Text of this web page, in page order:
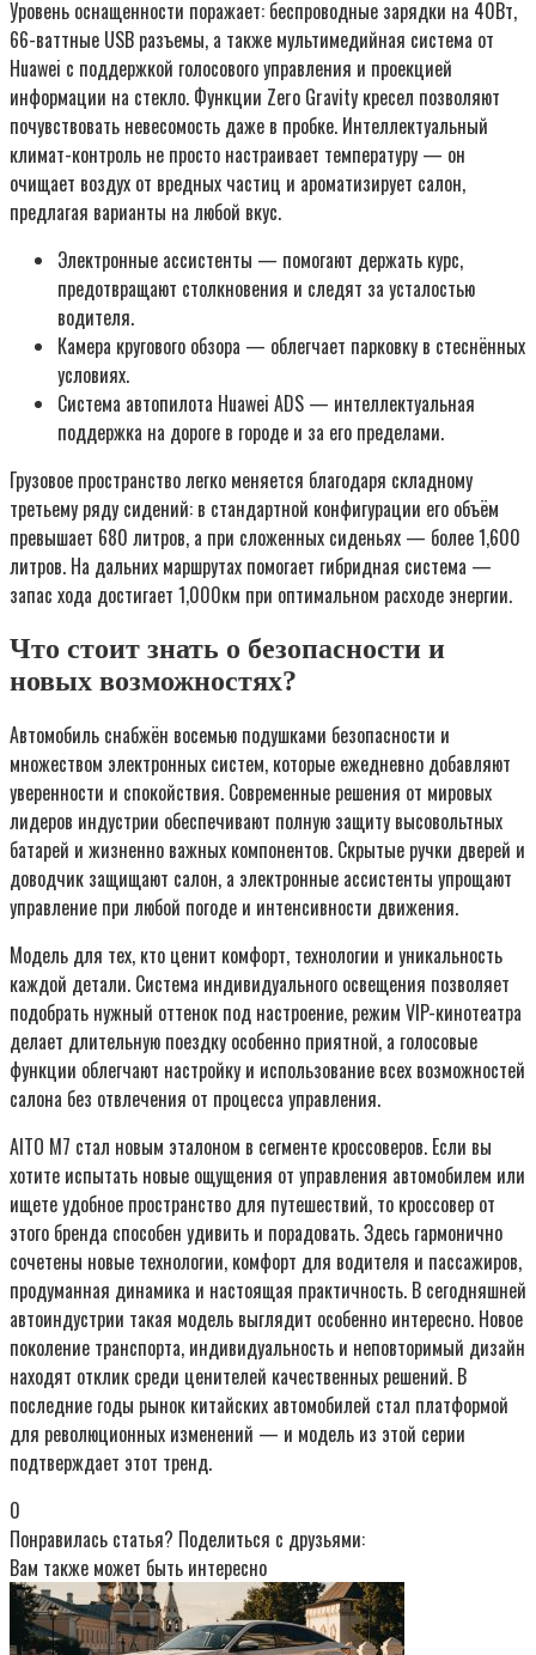
Уровень оснащенности поражает: беспроводные зарядки на 40Вт,
66-ваттные USB разъемы, а также мультимедийная система от
Huawei с поддержкой голосового управления и проекцией
информации на стекло. Функции Zero Gravity кресел позволяют
почувствовать невесомость даже в пробке. Интеллектуальный
климат-контроль не просто настраивает температуру — он
очищает воздух от вредных частиц и ароматизирует салон,
предлагая варианты на любой вкус.
Электронные ассистенты — помогают держать курс,
предотвращают столкновения и следят за усталостью
водителя.
Камера кругового обзора — облегчает парковку в стеснённых
условиях.
Система автопилота Huawei ADS — интеллектуальная
поддержка на дороге в городе и за его пределами.
Грузовое пространство легко меняется благодаря складному
третьему ряду сидений: в стандартной конфигурации его объём
превышает 680 литров, а при сложенных сиденьях — более 1,600
литров. На дальних маршрутах помогает гибридная система —
запас хода достигает 1,000км при оптимальном расходе энергии.
Что стоит знать о безопасности и
новых возможностях?
Автомобиль снабжён восемью подушками безопасности и
множеством электронных систем, которые ежедневно добавляют
уверенности и спокойствия. Современные решения от мировых
лидеров индустрии обеспечивают полную защиту высовольтных
батарей и жизненно важных компонентов. Скрытые ручки дверей и
доводчик защищают салон, а электронные ассистенты упрощают
управление при любой погоде и интенсивности движения.
Модель для тех, кто ценит комфорт, технологии и уникальность
каждой детали. Система индивидуального освещения позволяет
подобрать нужный оттенок под настроение, режим VIP-кинотеатра
делает длительную поездку особенно приятной, а голосовые
функции облегчают настройку и использование всех возможностей
салона без отвлечения от процесса управления.
AITO M7 стал новым эталоном в сегменте кроссоверов. Если вы
хотите испытать новые ощущения от управления автомобилем или
ищете удобное пространство для путешествий, то кроссовер от
этого бренда способен удивить и порадовать. Здесь гармонично
сочетены новые технологии, комфорт для водителя и пассажиров,
продуманная динамика и настоящая практичность. В сегодняшней
автоиндустрии такая модель выглядит особенно интересно. Новое
поколение транспорта, индивидуальность и неповторимый дизайн
находят отклик среди ценителей качественных решений. В
последние годы рынок китайских автомобилей стал платформой
для революционных изменений — и модель из этой серии
подтверждает этот тренд.
0
Понравилась статья? Поделиться с друзьями:
Вам также может быть интересно